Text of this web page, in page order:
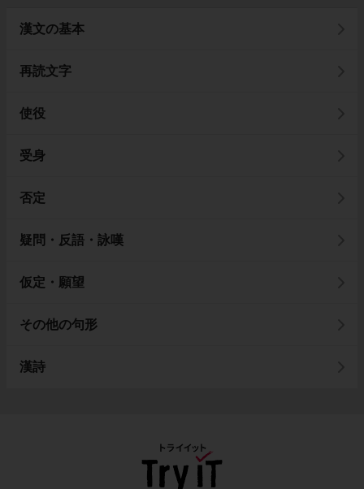
漢文の基本
再読文字
使役
受身
否定
疑問・反語・詠嘆
仮定・願望
その他の句形
漢詩